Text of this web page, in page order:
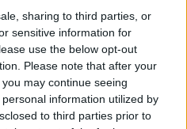
sharing to third parties, or
sensitive information for
use the below opt-out
Please note that after your
may continue seeing
information utilized by
to third parties prior to
a családról